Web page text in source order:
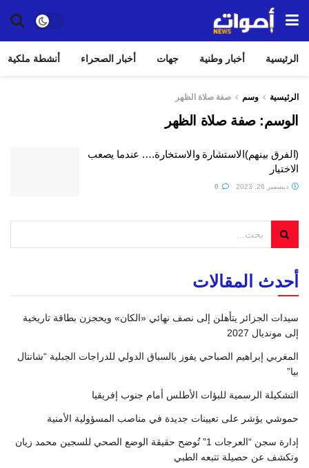
الرئيسية أخبار وطنية جهات أخبار الصحراء أنشطة ملكية
الرئيسية وسم صفة صلاة الظهر
الوسم:صفة صلاة الظهر
(الفرق بينهم)الاستشارة والاستخارة…. عندما يصعب
الاختيار
ديسمبر 26, 2023
أحدث المقالات
سيدات الجزائر يتأهلن إلى نصف نهائي «الكان» ويحجزن بطاقة تاريخية
إلى مونديال 2027
المغربي إبراهيم الصباحي يفوز بالسباق الدولي للدراجات الجبلية “شانتال
بيا”
التشكيلة الرسمية للبؤات الأطلس أمام جنوب إفريقيا
حموشي يؤشر على تعيينات جديدة في مناصب المسؤولية الأمنية
إدارة سجن “العرجات 1” تُوضح حقيقة الوضع الصحي للسجين محمد زيان
وتكشف عن حصيلة تتبعه الطبي